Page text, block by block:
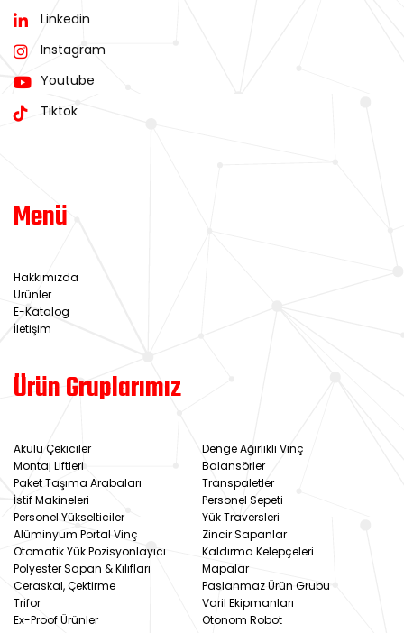
Linkedin
Instagram
Youtube
Tiktok
Menü
Hakkımızda
Ürünler
E-Katalog
İletişim
Ürün Gruplarımız
Akülü Çekiciler
Denge Ağırlıklı Vinç
Montaj Liftleri
Balansörler
Paket Taşıma Arabaları
Transpaletler
İstif Makineleri
Personel Sepeti
Personel Yükselticiler
Yük Traversleri
Alüminyum Portal Vinç
Zincir Sapanlar
Otomatik Yük Pozisyonlayıcı
Kaldırma Kelepçeleri
Polyester Sapan & Kılıfları
Mapalar
Ceraskal, Çektirme
Paslanmaz Ürün Grubu
Trifor
Varil Ekipmanları
Ex-Proof Ürünler
Otonom Robot